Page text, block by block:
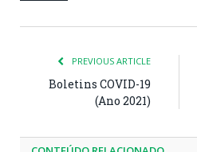
PREVIOUS ARTICLE
Boletins COVID-19
(Ano 2021)